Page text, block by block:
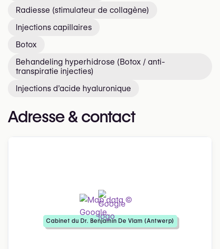
Radiesse (stimulateur de collagène)
Injections capillaires
Botox
Behandeling hyperhidrose (Botox / anti-
transpiratie injecties)
Injections d’acide hyaluronique
Adresse & contact
Cabinet du Dr. Benjamin De Vlam (Antwerp)